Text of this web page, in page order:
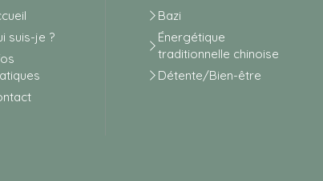
suis-je ?
Bazi
Énergétique
traditionnelle chinoise
Détente/Bien-être